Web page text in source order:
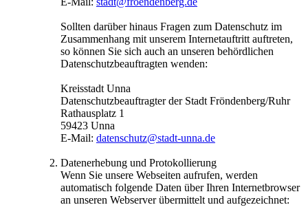
Sollten darüber hinaus Fragen zum Datenschutz im
Zusammenhang mit unserem Internetauftritt auftreten,
so können Sie sich auch an unseren behördlichen
Datenschutzbeauftragten wenden:
Kreisstadt Unna
Datenschutzbeauftragter der Stadt Fröndenberg/Ruhr
Rathausplatz 1
59423 Unna
E-Mail: datenschutz@​stadt-unna.de
Datenerhebung und Protokollierung
Wenn Sie unsere Webseiten aufrufen, werden
automatisch folgende Daten über Ihren Internetbrowser
an unseren Webserver übermittelt und aufgezeichnet: